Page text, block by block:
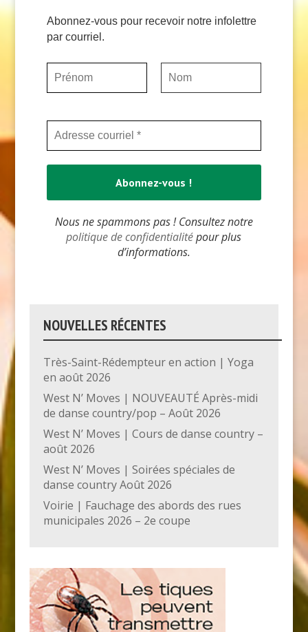
Abonnez-vous pour recevoir notre infolettre
par courriel.
Nous ne spammons pas ! Consultez notre
politique de confidentialitépour plus
d’informations.
NOUVELLES RÉCENTES
Très-Saint-Rédempteur en action | Yoga
en août 2026
West N’ Moves | NOUVEAUTÉ Après-midi
de danse country/pop – Août 2026
West N’ Moves | Cours de danse country –
août 2026
West N’ Moves | Soirées spéciales de
danse country Août 2026
Voirie | Fauchage des abords des rues
municipales 2026 – 2e coupe